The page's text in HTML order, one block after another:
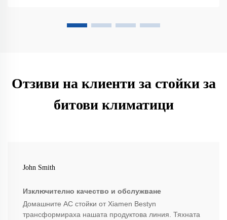
Отзиви на клиенти за стойки за
битови климатици
John Smith
Изключително качество и обслужване
Домашните AC стойки от Xiamen Bestyn
трансформираха нашата продуктовa линия. Тяхната